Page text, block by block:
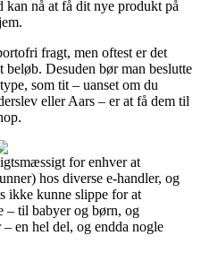
nå at få dit nye produkt på
fragt, men oftest er det
Desuden bør man beslutte
som tit – uanset om du
eller Aars – er at få dem til
for enhver at
hos diverse e-handler, og
ikke kunne slippe for at
– til babyer og børn, og
en hel del, og endda nogle